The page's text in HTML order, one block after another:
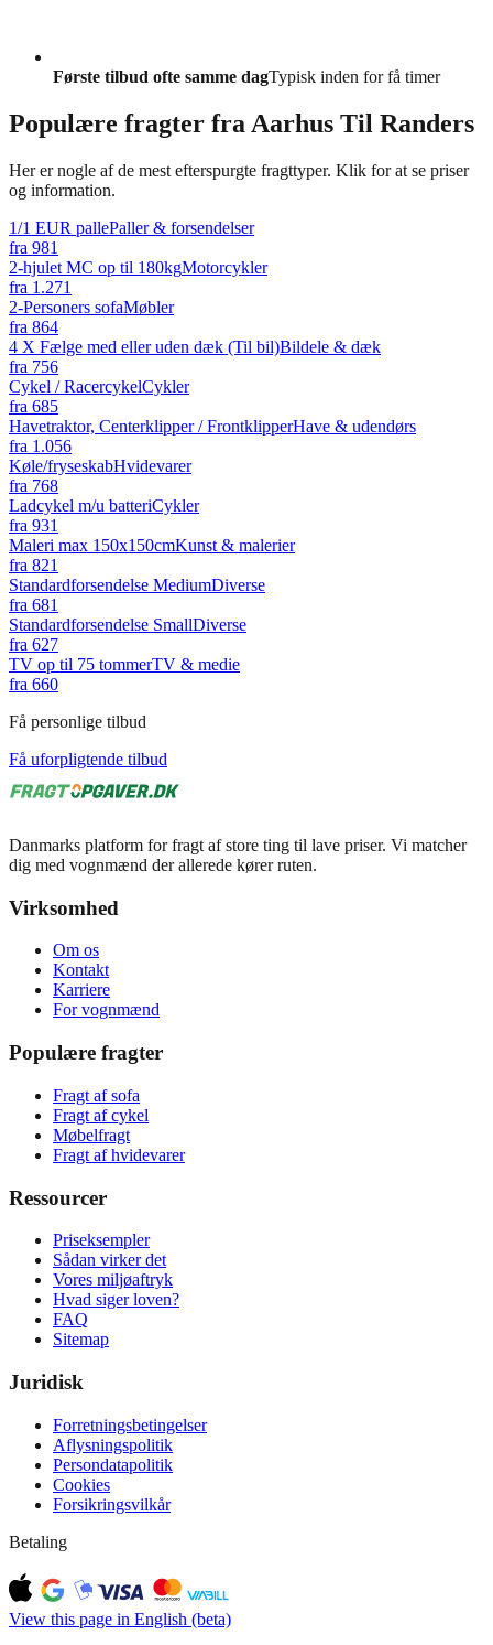
Første tilbud ofte samme dagTypisk inden for få timer
Populære fragter fra Aarhus Til Randers
Her er nogle af de mest efterspurgte fragttyper. Klik for at se priser
og information.
1/1 EUR pallePaller & forsendelser
fra 981
2-hjulet MC op til 180kgMotorcykler
fra 1.271
2-Personers sofaMøbler
fra 864
4 X Fælge med eller uden dæk (Til bil)Bildele & dæk
fra 756
Cykel / RacercykelCykler
fra 685
Havetraktor, Centerklipper / FrontklipperHave & udendørs
fra 1.056
Køle/fryseskabHvidevarer
fra 768
Ladcykel m/u batteriCykler
fra 931
Maleri max 150x150cmKunst & malerier
fra 821
Standardforsendelse MediumDiverse
fra 681
Standardforsendelse SmallDiverse
fra 627
TV op til 75 tommerTV & medie
fra 660
Få personlige tilbud
Få uforpligtende tilbud
Danmarks platform for fragt af store ting til lave priser. Vi matcher
dig med vognmænd der allerede kører ruten.
Virksomhed
Om os
Kontakt
Karriere
For vognmænd
Populære fragter
Fragt af sofa
Fragt af cykel
Møbelfragt
Fragt af hvidevarer
Ressourcer
Priseksempler
Sådan virker det
Vores miljøaftryk
Hvad siger loven?
FAQ
Sitemap
Juridisk
Forretningsbetingelser
Aflysningspolitik
Persondatapolitik
Cookies
Forsikringsvilkår
Betaling
View this page in English (beta)